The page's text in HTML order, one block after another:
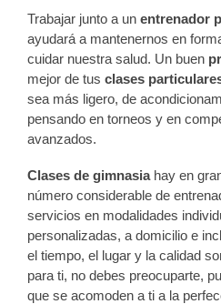
Trabajar junto a un entrenador
ayudará a mantenernos en
cuidar nuestra salud. Un buen
mejor de tus clases
sea más ligero, de
pensando en torneos y en
avanzados.
Clases de gimnasiahay en
número considerable de
servicios en modalidades
personalizadas, a domicilio e
el tiempo, el lugar y la calidad
para ti, no debes preocuparte,
que se acomoden a ti a la